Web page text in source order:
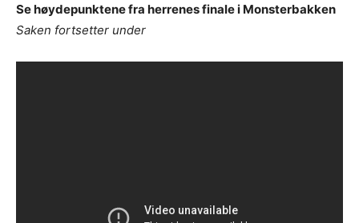
Se høydepunktene fra herrenes finale i Monsterbakken
Saken fortsetter under